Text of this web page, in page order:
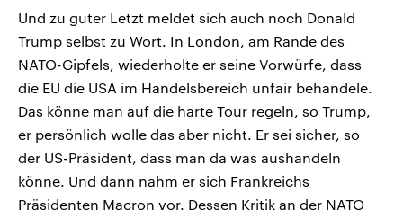
Und zu guter Letzt meldet sich auch noch Donald
Trump selbst zu Wort. In London, am Rande des
NATO-Gipfels, wiederholte er seine Vorwürfe, dass
die EU die USA im Handelsbereich unfair behandele.
Das könne man auf die harte Tour regeln, so Trump,
er persönlich wolle das aber nicht. Er sei sicher, so
der US-Präsident, dass man da was aushandeln
könne. Und dann nahm er sich Frankreichs
Präsidenten Macron vor. Dessen Kritik an der NATO